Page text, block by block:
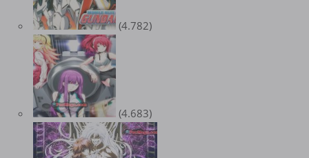
(4.782)
(4.683)